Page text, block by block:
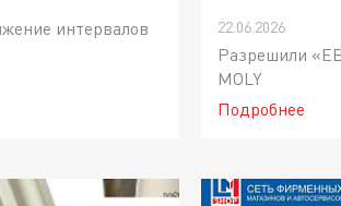
интервалов
22.06.2026
Разрешили
MOLY
Подробнее